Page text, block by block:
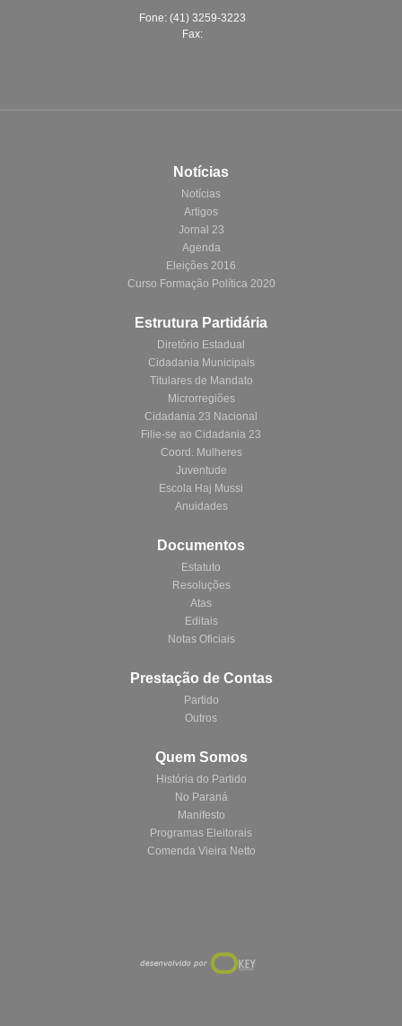
Fone: (41) 3259-3223
Fax:
Notícias
Notícias
Artigos
Jornal 23
Agenda
Eleições 2016
Curso Formação Política 2020
Estrutura Partidária
Diretório Estadual
Cidadania Municipais
Titulares de Mandato
Microrregiões
Cidadania 23 Nacional
Filie-se ao Cidadania 23
Coord. Mulheres
Juventude
Escola Haj Mussi
Anuidades
Documentos
Estatuto
Resoluções
Atas
Editais
Notas Oficiais
Prestação de Contas
Partido
Outros
Quem Somos
História do Partido
No Paraná
Manifesto
Programas Eleitorais
Comenda Vieira Netto